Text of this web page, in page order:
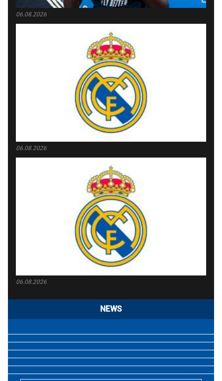
06.08.2026
06.08.2026
06.08.2026
NEWS